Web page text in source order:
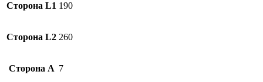
Сторона L1 190
Сторона L2 260
Сторона А 7